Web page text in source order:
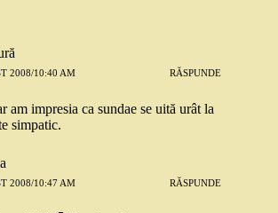
2008/10:40 AM RĂSPUNDE
am impresia ca sundae se uită urât la
simpatic.
2008/10:47 AM RĂSPUNDE